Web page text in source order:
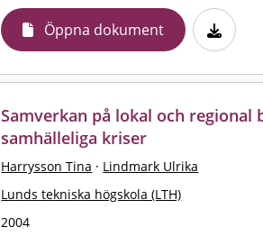
Öppna dokument
Samverkan på lokal och regional
samhälleliga kriser
Harrysson Tina · Lindmark Ulrika
Lunds tekniska högskola (LTH)
2004